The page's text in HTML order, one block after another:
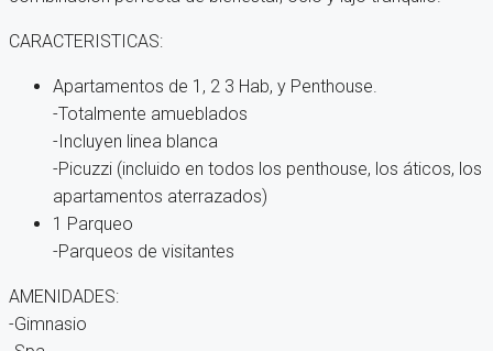
CARACTERISTICAS:
Apartamentos de 1, 2 3 Hab, y Penthouse.
-Totalmente amueblados
-Incluyen linea blanca
-Picuzzi (incluido en todos los penthouse, los áticos, los
apartamentos aterrazados)
1 Parqueo
-Parqueos de visitantes
AMENIDADES:
-Gimnasio